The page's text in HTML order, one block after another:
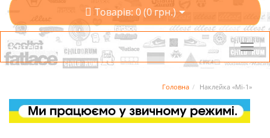
Товарів: 0 (0 грн.)
Категорії
Головна Наклейка «Мі-1»